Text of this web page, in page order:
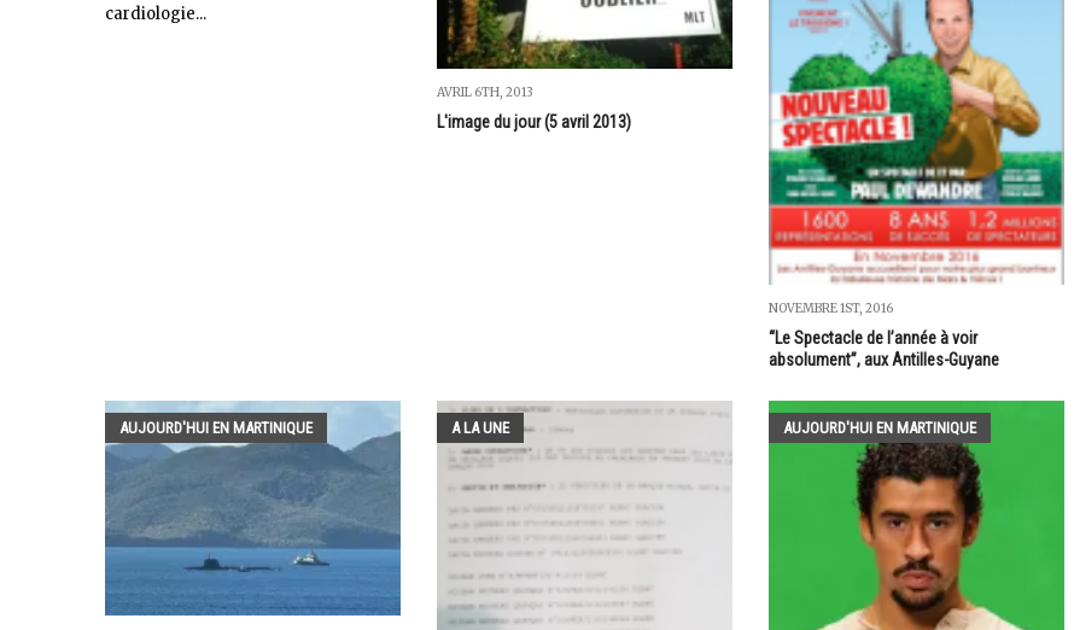
cardiologie...
AVRIL 6TH, 2013
L'image du jour (5 avril 2013)
NOVEMBRE 1ST, 2016
“Le Spectacle de l’année à voir
absolument”, aux Antilles-Guyane
AUJOURD'HUI EN MARTINIQUE A LA UNE AUJOURD'HUI EN MARTINIQUE